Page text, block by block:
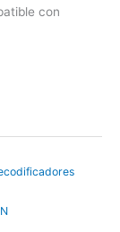
con